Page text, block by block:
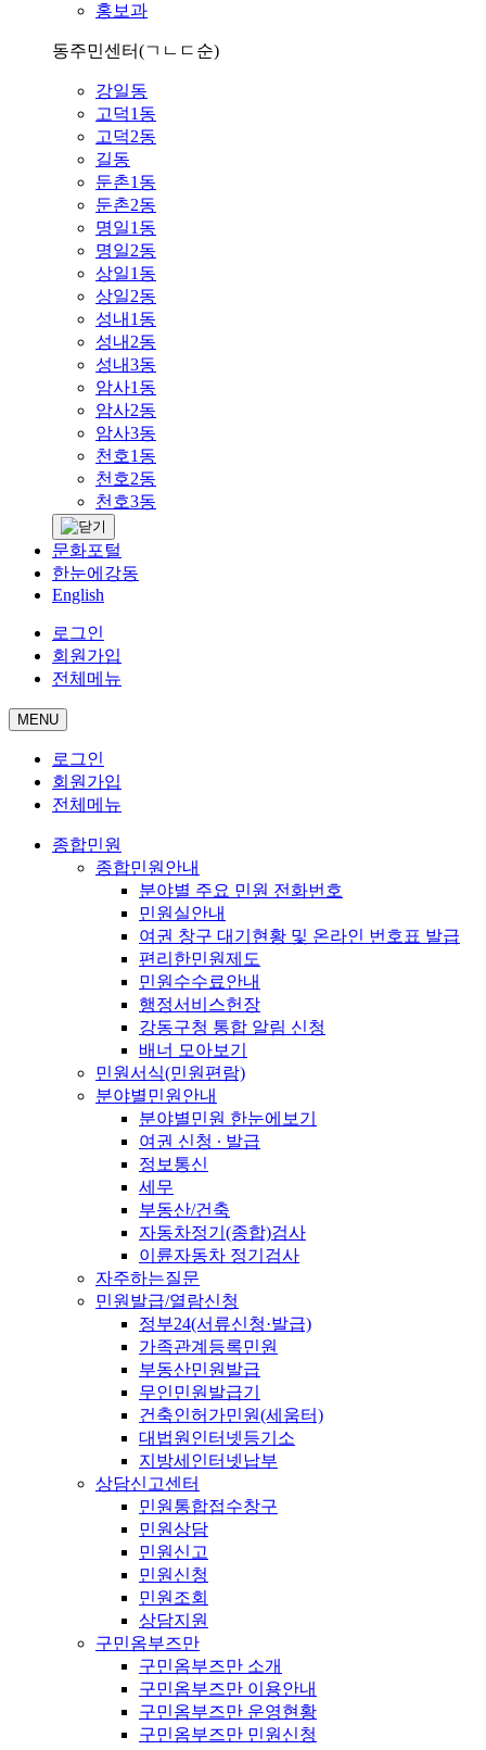
홍보과
동주민센터(ㄱㄴㄷ순)
강일동
고덕1동
고덕2동
길동
둔촌1동
둔촌2동
명일1동
명일2동
상일1동
상일2동
성내1동
성내2동
성내3동
암사1동
암사2동
암사3동
천호1동
천호2동
천호3동
문화포털
한눈에강동
English
로그인
회원가입
전체메뉴
MENU
로그인
회원가입
전체메뉴
종합민원
종합민원안내
분야별 주요 민원 전화번호
민원실안내
여권 창구 대기현황 및 온라인 번호표 발급
편리한민원제도
민원수수료안내
행정서비스헌장
강동구청 통합 알림 신청
배너 모아보기
민원서식(민원편람)
분야별민원안내
분야별민원 한눈에보기
여권 신청 ∙ 발급
정보통신
세무
부동산/건축
자동차정기(종합)검사
이륜자동차 정기검사
자주하는질문
민원발급/열람신청
정부24(서류신청·발급)
가족관계등록민원
부동산민원발급
무인민원발급기
건축인허가민원(세움터)
대법원인터넷등기소
지방세인터넷납부
상담신고센터
민원통합접수창구
민원상담
민원신고
민원신청
민원조회
상담지원
구민옴부즈만
구민옴부즈만 소개
구민옴부즈만 이용안내
구민옴부즈만 운영현황
구민옴부즈만 민원신청